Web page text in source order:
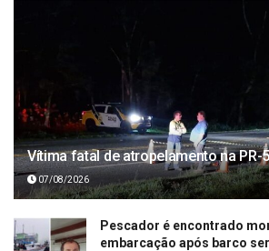
Vítima fatal de atropelamento na PR-
07/08/2026
Pescador é encontrado
embarcação após barco